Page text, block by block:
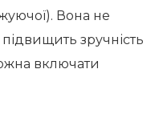
Вона не
зручність
включати